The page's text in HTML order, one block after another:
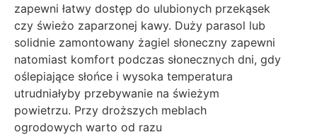
zapewni łatwy dostęp do ulubionych przekąsek
czy świeżo zaparzonej kawy. Duży parasol lub
solidnie zamontowany żagiel słoneczny zapewni
natomiast komfort podczas słonecznych dni, gdy
oślepiające słońce i wysoka temperatura
utrudniałyby przebywanie na świeżym
powietrzu. Przy droższych meblach
ogrodowych warto od razu